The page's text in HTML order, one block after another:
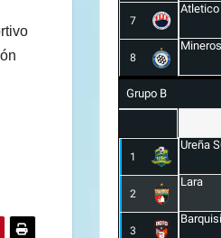
7
Atletico
8
Grupo B
1
Ureña
2
Lara
3